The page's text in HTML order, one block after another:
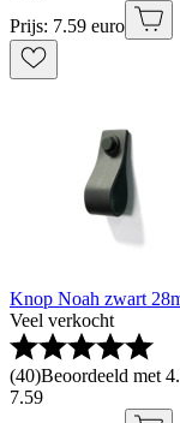
Prijs: 7.59 euro
Knop Noah zwart
Veel verkocht
(40)Beoordeeld met
7.59